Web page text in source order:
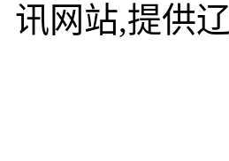
讯网站,提供